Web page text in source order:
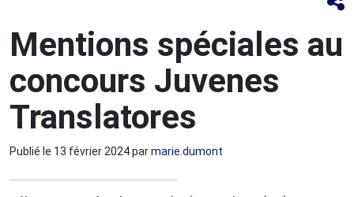
Mentions spéciales au
concours Juvenes
Translatores
Publié le 13 février 2024parmarie.dumont